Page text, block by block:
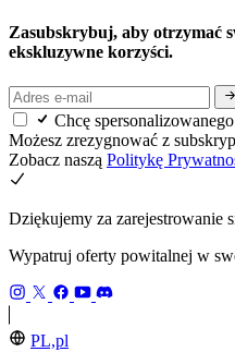
Zasubskrybuj, aby otrzymać
ekskluzywne korzyści.
Chcę
Możesz zrezygnować z
Zobacz naszą Politykę
Dziękujemy za zarejestrowanie
Wypatruj oferty powitalnej w
PL,pl